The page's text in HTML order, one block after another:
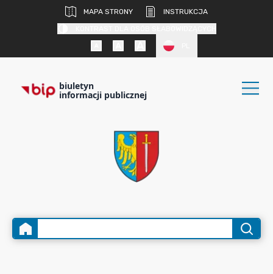
MAPA STRONY
INSTRUKCJA
biuletyn
informacji publicznej